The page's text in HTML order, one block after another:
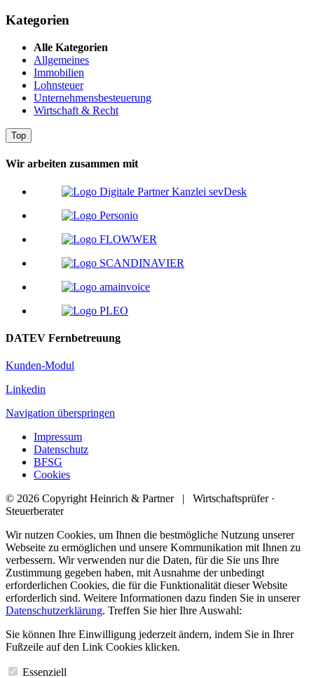
Kategorien
Alle Kategorien
Allgemeines
Immobilien
Lohnsteuer
Unternehmensbesteuerung
Wirtschaft & Recht
Top
Wir arbeiten zusammen mit
DATEV Fernbetreuung
Kunden-Modul
Linkedin
Navigation überspringen
Impressum
Datenschutz
BFSG
Cookies
© 2026 Copyright Heinrich & Partner | Wirtschaftsprüfer ·
Steuerberater
Wir nutzen Cookies, um Ihnen die bestmögliche Nutzung unserer
Webseite zu ermöglichen und unsere Kommunikation mit Ihnen zu
verbessern. Wir verwenden nur die Daten, für die Sie uns Ihre
Zustimmung gegeben haben, mit Ausnahme der unbedingt
erforderlichen Cookies, die für die Funktionalität dieser Website
erforderlich sind. Weitere Informationen dazu finden Sie in unserer
Datenschutzerklärung. Treffen Sie hier Ihre Auswahl:
Sie können Ihre Einwilligung jederzeit ändern, indem Sie in Ihrer
Fußzeile auf den Link Cookies klicken.
Essenziell